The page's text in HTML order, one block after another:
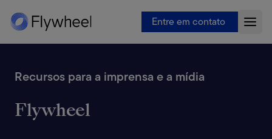
Entre em contato
Recursos para a imprensa e a mídia
Flywheel